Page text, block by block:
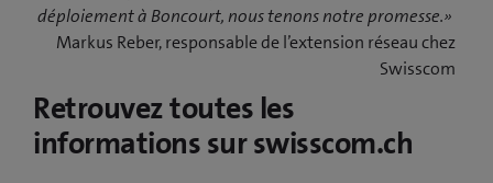
déploiement à Boncourt, nous tenons notre promesse.»
Markus Reber, responsable de l’extension réseau chez
Swisscom
Retrouvez toutes les
informations sur swisscom.ch